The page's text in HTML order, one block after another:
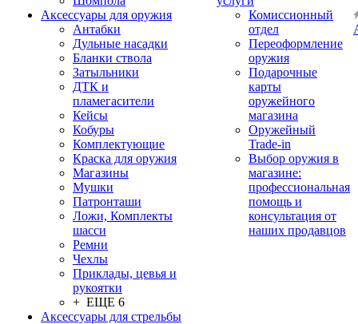
Аксессуары для оружия
Антабки
Дульные насадки
Бланки ствола
Затыльники
ДТК и
пламегасители
Кейсы
Кобуры
Комплектующие
Краска для оружия
Магазины
Мушки
Патронташи
Ложи, Комплекты
шасси
Ремни
Чехлы
Приклады, цевья и
рукоятки
+ ЕЩЕ 6
Аксессуары для стрельбы
Комиссионный
отдел
Переоформление
оружия
Подарочные
карты
оружейного
магазина
Оружейный
Trade-in
Выбор оружия в
магазине:
профессиональная
помощь и
консультация от
наших продавцов